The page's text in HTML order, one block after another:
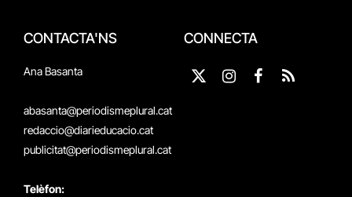
CONTACTA'NS
Ana Basanta
abasanta@periodismeplural.cat
redaccio@diarieducacio.cat
publicitat@periodismeplural.cat
Telèfon:
CONNECTA
X
Instagram
Facebook
RSS